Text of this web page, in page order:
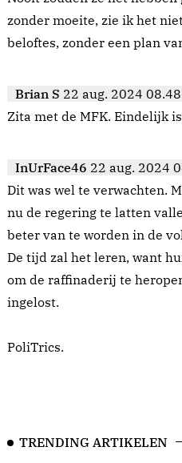
zonder moeite, zie ik het
beloftes, zonder een plan
Brian S 22 aug. 2024 08.48
Zita met de MFK. Eindelijk
InUrFace46 22 aug. 2024
Dit was wel te verwachten.
nu de regering te latten
beter van te worden in de
De tijd zal het leren, want
om de raffinaderij te
ingelost.
PoliTrics.
TRENDING ARTIKELEN